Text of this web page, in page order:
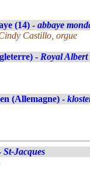
(14) - abbaye
Castillo, orgue
- Royal
(Allemagne) -
St-Jacques